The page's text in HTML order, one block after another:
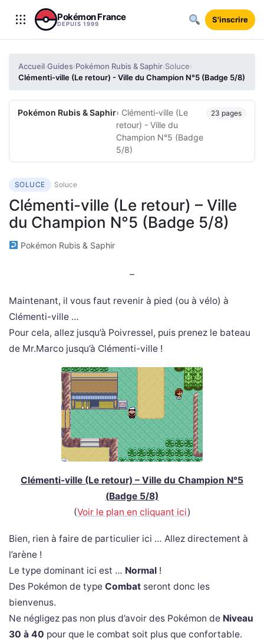
Aller au contenu
Pokémon France
DEPUIS 1999 S'inscrire
Accueil›Guides›Pokémon Rubis & Saphir›Soluce›
Clémenti-ville (Le retour) - Ville du Champion N°5 (Badge 5/8)
Pokémon Rubis & Saphir› Clémenti-ville (Le
retour) - Ville du
Champion N°5 (Badge
5/8)
23 pages
SOLUCE Soluce
Clémenti-ville (Le retour) – Ville
du Champion N°5 (Badge 5/8)
Pokémon Rubis & Saphir
–
Maintenant, il vous faut revenir à pied (ou à vélo) à
Clémenti-ville …
Pour cela, allez jusqu’à Poivressel, puis prenez le bateau
de Mr.Marco jusqu’à Clémenti-ville !
Clémenti-ville (Le retour) – Ville du Champion N°5
(Badge 5/8)
(Voir le plan en cliquant ici)
Bien, rien à faire de particulier ici … Allez directement à
l’arène !
Le type dominant ici est … Normal !
Des Pokémon de type Combat seront donc les
bienvenus.
Ne négligez pas non plus d’avoir des Pokémon de Niveau
30 à 40 pour que le combat soit plus que confortable.